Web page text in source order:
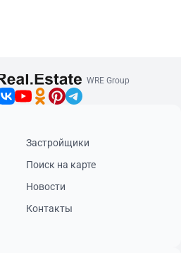
WRE Group
Застройщики
Поиск на карте
Новости
Контакты